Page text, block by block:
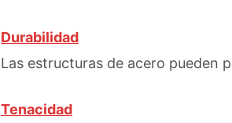
Durabilidad
Las estructuras de acero pueden
Tenacidad